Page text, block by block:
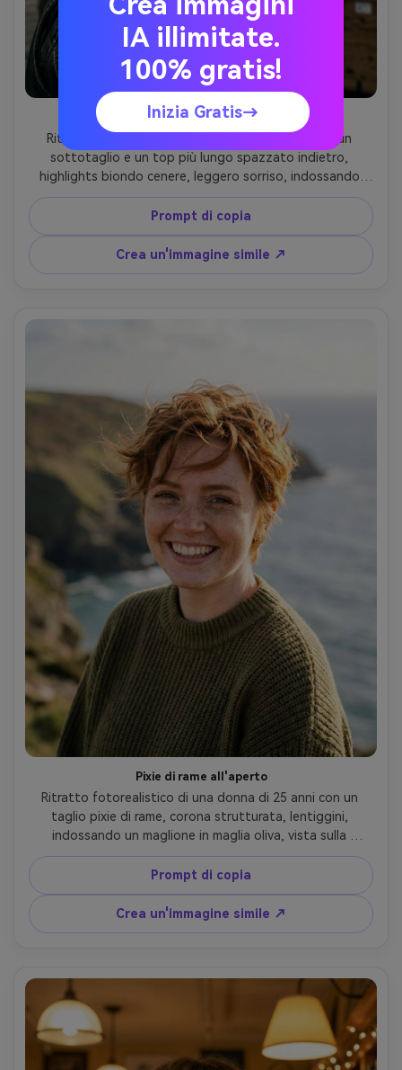
Luce bordo sottotagliato
Ritratto fotorealistico di un uomo di 29 anni con un
sottotaglio e un top più lungo spazzato indietro,
highlights biondo cenere, leggero sorriso, indossando
una giacca di pelle, ambientazione di magazzino
industriale, drammatico singolo stroboscopio con luce del
bordo, Leica SL2, 90mm f/2, composizione a basso
angolo di tre quarti, umore intenso e audace, fili di capelli
realistici e dettagli sbiaditi, pori naturali della pelle, alta
Prompt di copia
Crea un'immagine simile ↗
Pixie di rame all'aperto
Ritratto fotorealistico di una donna di 25 anni con un
taglio pixie di rame, corona strutturata, lentiggini,
indossando un maglione in maglia oliva, vista sulla
scogliera costiera, condizioni ventose con volo naturale,
sole morbido nel tardo pomeriggio con luce delicata del
bordo, Sony A7R V, 85mm f/1.4, primo piano con bokeh di
sfondo, umore luminoso avventuroso, pelle realistica e
linea dei capelli, messa a fuoco nitida, alta risoluzione,
Prompt di copia
Crea un'immagine simile ↗
IA illimitate.
100% gratis!
Inizia Gratis→